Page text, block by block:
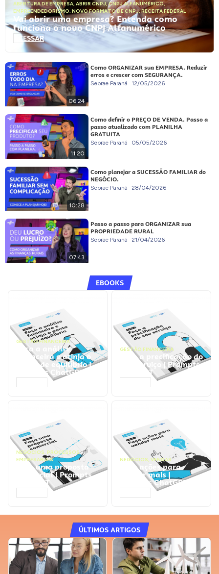
ABERTURA DE EMPRESA, ABRIR CNPJ,CNPJ ALFANUMÉRICO,
EMPREENDEDORISMO, NOVO FORMATO DE CNPJ,RECEITA FEDERAL
Vai abrir uma empresa? Entenda como
funciona o novo CNPJ Alfanumérico
ACESSAR
06:24
Como ORGANIZAR sua EMPRESA. Reduzir
erros e crescer com SEGURANÇA.
Sebrae Paraná 12/05/2026
11:20
Como definir o PREÇO DE VENDA. Passo a
passo atualizado com PLANILHA
GRATUITA
Sebrae Paraná 05/05/2026
10:28
Como planejar a SUCESSÃO FAMILIAR do
NEGÓCIO.
Sebrae Paraná 28/04/2026
07:43
Passo a passo para ORGANIZAR sua
PROPRIEDADE RURAL
Sebrae Paraná 21/04/2026
EBOOKS
GESTÃO FINANCEIRA
Faça a análise
financeira e atinja o
ponto de equilíbrio |
Prompts ChatGPT
GESTÃO FINANCEIRA
Faça a precificação do
seu serviço | Prompts
ChatGPT
NEGÓCIOS, PROCESSOS
EMPRESARIAIS
Faça uma proposta
comercial | Prompts
ChatGPT
NEGÓCIOS, VENDAS
Faça ações para
vender mais |
Prompts ChatGPT
ÚLTIMOS ARTIGOS